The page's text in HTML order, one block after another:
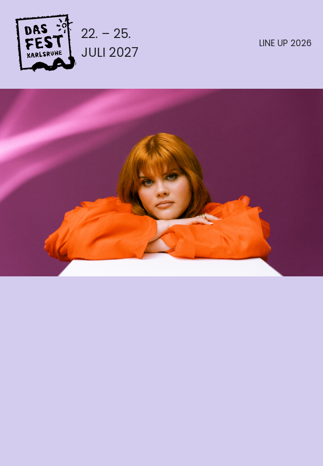
22. – 25.
JULI 2027
LINE UP 2026